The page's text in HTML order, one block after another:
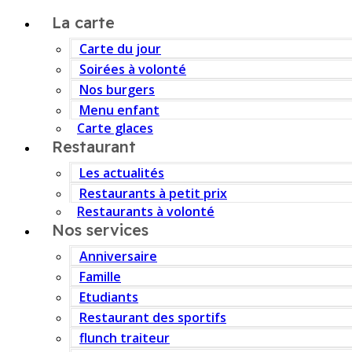
La carte
Carte du jour
Soirées à volonté
Nos burgers
Menu enfant
Carte glaces
Restaurant
Les actualités
Restaurants à petit prix
Restaurants à volonté
Nos services
Anniversaire
Famille
Etudiants
Restaurant des sportifs
flunch traiteur